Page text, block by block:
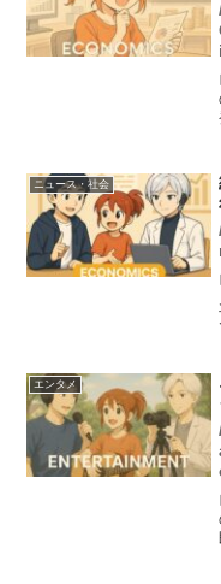
ニュース・社会
エンタメ